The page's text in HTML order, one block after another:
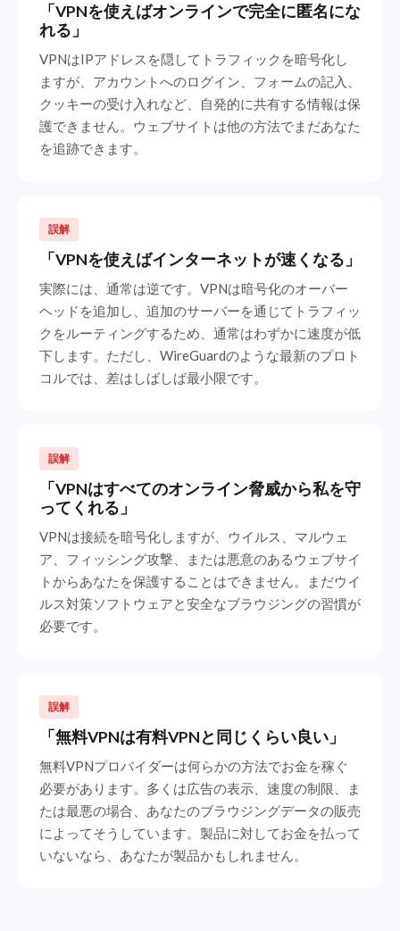
「VPNを使えばオンラインで完全に匿名にな
れる」
VPNはIPアドレスを隠してトラフィックを暗号化し
ますが、アカウントへのログイン、フォームの記入、
クッキーの受け入れなど、自発的に共有する情報は保
護できません。ウェブサイトは他の方法でまだあなた
を追跡できます。
誤解
「VPNを使えばインターネットが速くなる」
実際には、通常は逆です。VPNは暗号化のオーバー
ヘッドを追加し、追加のサーバーを通じてトラフィッ
クをルーティングするため、通常はわずかに速度が低
下します。ただし、WireGuardのような最新のプロト
コルでは、差はしばしば最小限です。
誤解
「VPNはすべてのオンライン脅威から私を守
ってくれる」
VPNは接続を暗号化しますが、ウイルス、マルウェ
ア、フィッシング攻撃、または悪意のあるウェブサイ
トからあなたを保護することはできません。まだウイ
ルス対策ソフトウェアと安全なブラウジングの習慣が
必要です。
誤解
「無料VPNは有料VPNと同じくらい良い」
無料VPNプロバイダーは何らかの方法でお金を稼ぐ
必要があります。多くは広告の表示、速度の制限、ま
たは最悪の場合、あなたのブラウジングデータの販売
によってそうしています。製品に対してお金を払って
いないなら、あなたが製品かもしれません。